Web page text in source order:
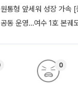
통형 앞세워 성장 가속 [
동 운영…여수 1호 본궤
0